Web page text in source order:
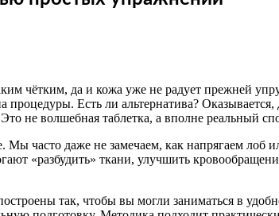
чётким, да и кожа уже не радует прежней
процедуры. Есть ли альтернатива?
не волшебная таблетка, а вполне реальный
часто даже не замечаем, как напрягаем
«разбудить» ткани, улучшить
так, чтобы вы могли заниматься в